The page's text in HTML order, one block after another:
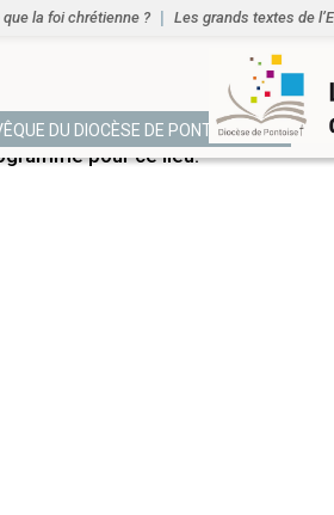
que la foi chrétienne ? Les grands textes de
DU DIOCÈSE DE PONTOISE
pour ce lieu.